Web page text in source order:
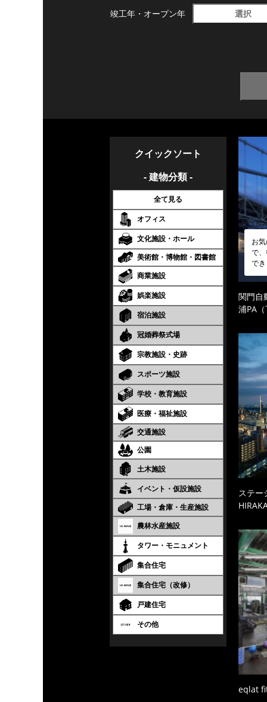
竣工年・ オープン年 選択
クイックソート
- 建物分類 -
全て見る
オフィス
文化施設・ホール
美術館・博物館・図書館
商業施設
娯楽施設
宿泊施設
冠婚葬祭式場
宗教施設・史跡
スポーツ施設
学校・教育施設
医療・福祉施設
交通施設
公園
土木施設
イベント・仮設施設
工場・倉庫・生産施設
農林水産施設
タワー・モニュメント
集合住宅
集合住宅（改修）
戸建住宅
その他
お
で
で
関門自
浦PA
ステー
eqlat